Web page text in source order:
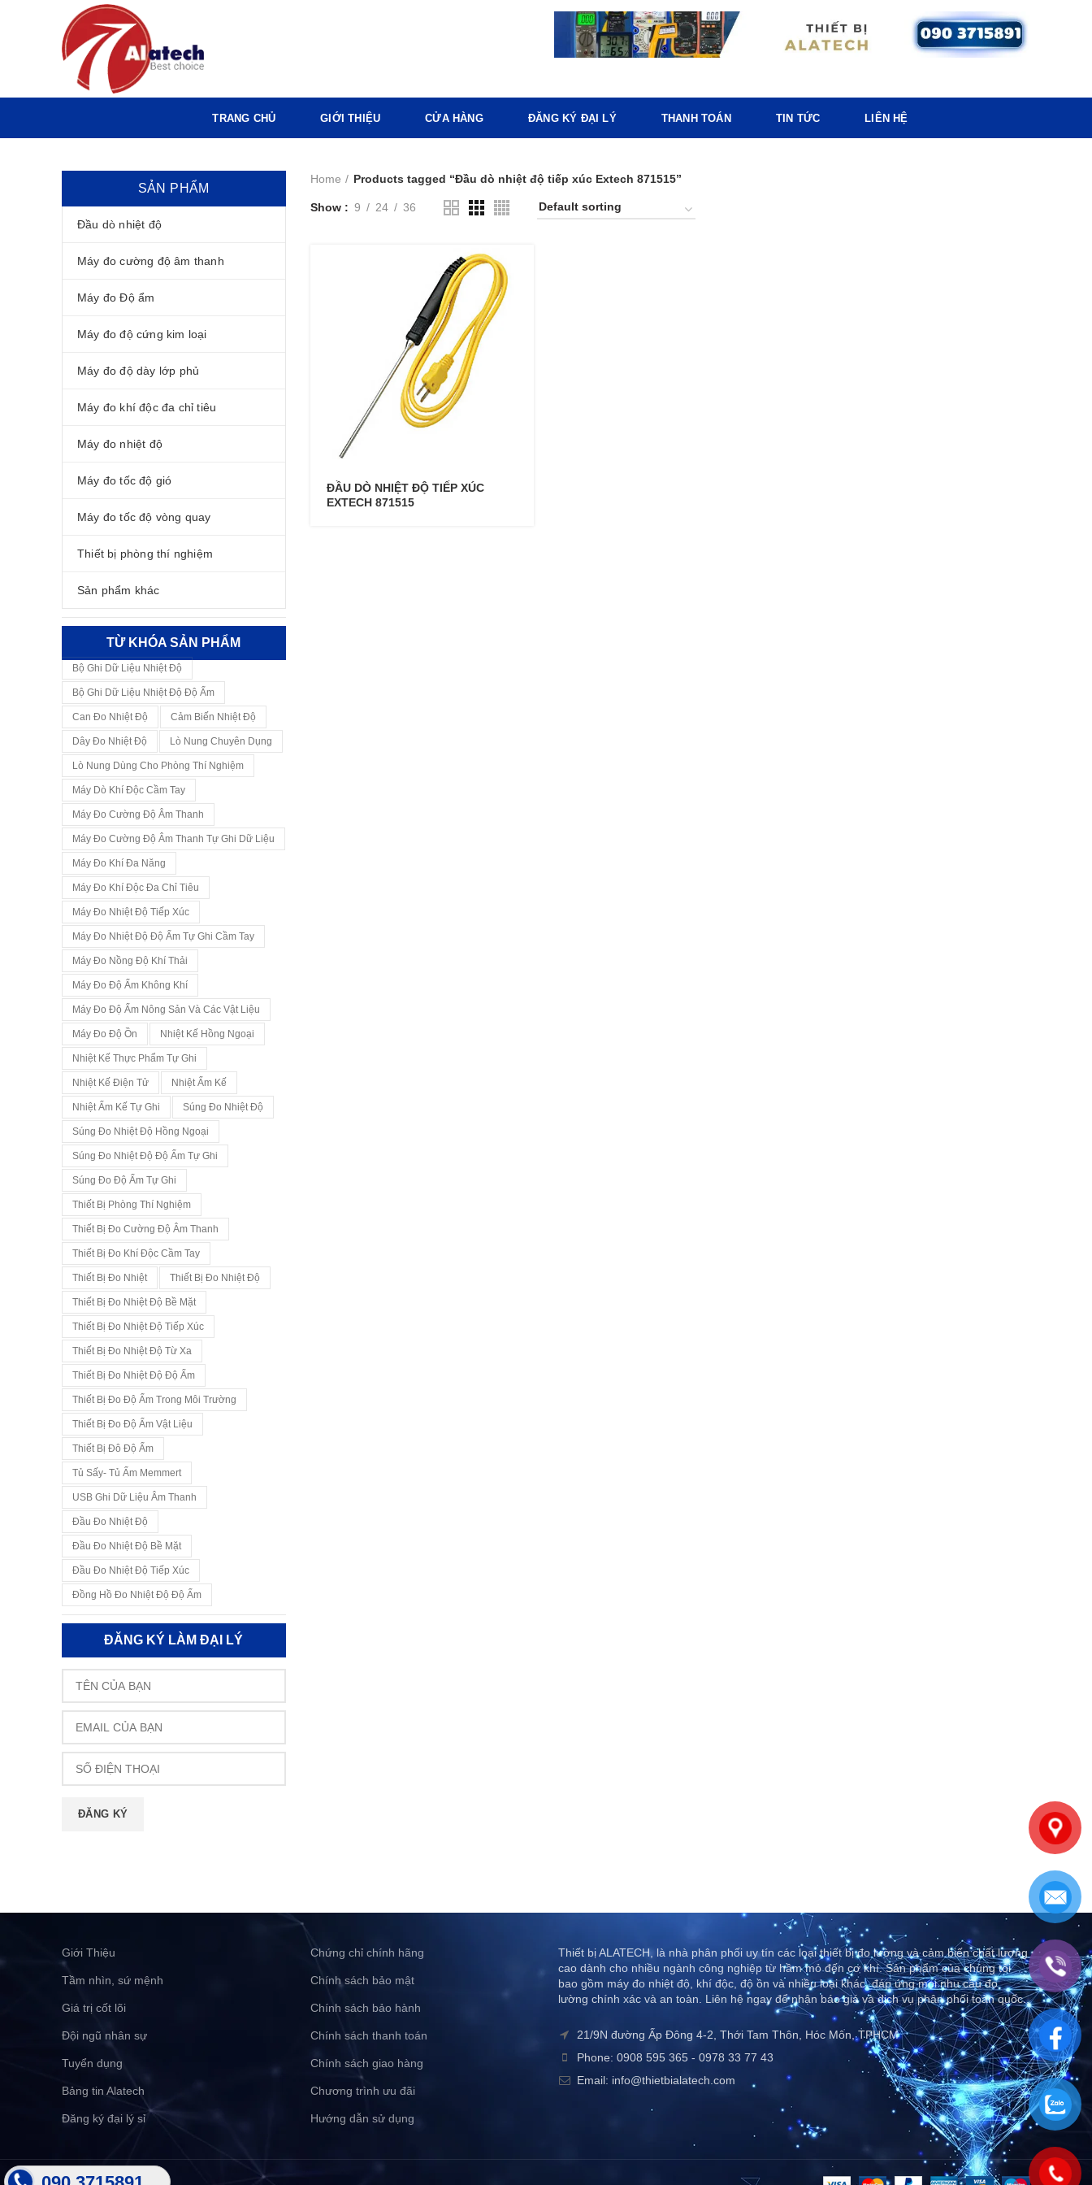
TRANG CHỦ GIỚI THIỆU CỬA HÀNG ĐĂNG KÝ ĐẠI LÝ THANH TOÁN TIN TỨC LIÊN HỆ
Home Products tagged “Đầu dò nhiệt độ tiếp xúc Extech 871515”
Show 9 24 36
ĐẦU DÒ NHIỆT ĐỘ TIẾP XÚC
EXTECH 871515
SẢN PHẨM
Đầu dò nhiệt độ
Máy đo cường độ âm thanh
Máy đo Độ ẩm
Máy đo độ cứng kim loại
Máy đo độ dày lớp phủ
Máy đo khí độc đa chỉ tiêu
Máy đo nhiệt độ
Máy đo tốc độ gió
Máy đo tốc độ vòng quay
Thiết bị phòng thí nghiệm
Sản phẩm khác
TỪ KHÓA SẢN PHẨM
Bộ Ghi Dữ Liệu Nhiệt Độ
Bộ Ghi Dữ Liệu Nhiệt Độ Độ Ẩm
Can Đo Nhiệt Độ Cảm Biến Nhiệt Độ
Dây Đo Nhiệt Độ Lò Nung Chuyên Dụng
Lò Nung Dùng Cho Phòng Thí Nghiệm
Máy Dò Khí Độc Cầm Tay
Máy Đo Cường Độ Âm Thanh
Máy Đo Cường Độ Âm Thanh Tự Ghi Dữ Liệu
Máy Đo Khí Đa Năng
Máy Đo Khí Độc Đa Chỉ Tiêu
Máy Đo Nhiệt Độ Tiếp Xúc
Máy Đo Nhiệt Độ Độ Ẩm Tự Ghi Cầm Tay
Máy Đo Nồng Độ Khí Thải
Máy Đo Độ Ẩm Không Khí
Máy Đo Độ Ẩm Nông Sản Và Các Vật Liệu
Máy Đo Độ Ồn Nhiệt Kế Hồng Ngoại
Nhiệt Kế Thực Phẩm Tự Ghi
Nhiệt Kế Điện Tử Nhiệt Ẩm Kế
Nhiệt Ẩm Kế Tự Ghi Súng Đo Nhiệt Độ
Súng Đo Nhiệt Độ Hồng Ngoại
Súng Đo Nhiệt Độ Độ Ẩm Tự Ghi
Súng Đo Độ Ẩm Tự Ghi
Thiết Bị Phòng Thí Nghiệm
Thiết Bị Đo Cường Độ Âm Thanh
Thiết Bị Đo Khí Độc Cầm Tay
Thiết Bị Đo Nhiệt Thiết Bị Đo Nhiệt Độ
Thiết Bị Đo Nhiệt Độ Bề Mặt
Thiết Bị Đo Nhiệt Độ Tiếp Xúc
Thiết Bị Đo Nhiệt Độ Từ Xa
Thiết Bị Đo Nhiệt Độ Độ Ẩm
Thiết Bị Đo Độ Ẩm Trong Môi Trường
Thiết Bị Đo Độ Ẩm Vật Liệu
Thiết Bị Đô Độ Ẩm
Tủ Sấy- Tủ Ấm Memmert
USB Ghi Dữ Liệu Âm Thanh
Đầu Đo Nhiệt Độ
Đầu Đo Nhiệt Độ Bề Mặt
Đầu Đo Nhiệt Độ Tiếp Xúc
Đồng Hồ Đo Nhiệt Độ Độ Ẩm
ĐĂNG KÝ LÀM ĐẠI LÝ
Giới Thiệu
Tầm nhìn, sứ mệnh
Giá trị cốt lõi
Đội ngũ nhân sự
Tuyển dụng
Bảng tin Alatech
Đăng ký đại lý sỉ
Chứng chỉ chính hãng
Chính sách bảo mật
Chính sách bảo hành
Chính sách thanh toán
Chính sách giao hàng
Chương trình ưu đãi
Hướng dẫn sử dụng
Thiết bị ALATECH, là nhà phân phối uy tín các loại thiết bị đo lường và cảm biến chất lượng
cao dành cho nhiều ngành công nghiệp từ hầm mỏ đến cơ khí. Sản phẩm của chúng tôi
bao gồm máy đo nhiệt độ, khí độc, độ ồn và nhiều loại khác, đáp ứng mọi nhu cầu đo
lường chính xác và an toàn. Liên hệ ngay để nhận báo giá và dịch vụ phân phối toàn quốc..
21/9N đường Ấp Đông 4-2, Thới Tam Thôn, Hóc Môn, TPHCM
Phone: 0908 595 365 - 0978 33 77 43
Email: info@thietbialatech.com